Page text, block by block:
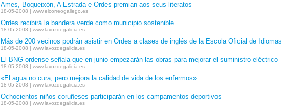
Ames, Boqueixón, A Estrada e Ordes premian aos seus literatos
18-05-2008 | www.elcorreogallego.es
Ordes recibirá la bandera verde como municipio sostenible
18-05-2008 | www.lavozdegalicia.es
Más de 200 vecinos podrán asistir en Ordes a clases de inglés de la Escola Oficial de Idiomas
18-05-2008 | www.lavozdegalicia.es
El BNG ordense señala que en junio empezarán las obras para mejorar el suministro eléctrico
18-05-2008 | www.lavozdegalicia.es
«El agua no cura, pero mejora la calidad de vida de los enfermos»
18-05-2008 | www.lavozdegalicia.es
Ochocientos niños coruñeses participarán en los campamentos deportivos
18-05-2008 | www.lavozdegalicia.es